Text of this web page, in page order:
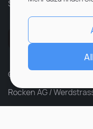
Sitemap
© ROCKEN 2026. All
Rocken AG /